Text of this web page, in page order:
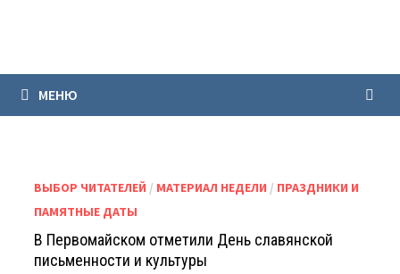
МЕНЮ
ВЫБОР ЧИТАТЕЛЕЙ / МАТЕРИАЛ НЕДЕЛИ / ПРАЗДНИКИ И
ПАМЯТНЫЕ ДАТЫ
В Первомайском отметили День славянской
письменности и культуры